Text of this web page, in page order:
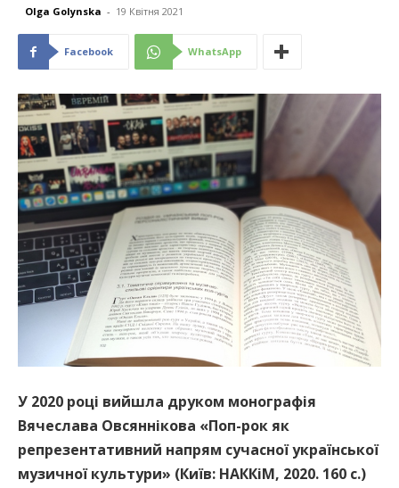
Olga Golynska - 19 Квітня 2021
Facebook WhatsApp
У 2020 році вийшла друком монографія
Вячеслава Овсяннікова «Поп-рок як
репрезентативний напрям сучасної української
музичної культури» (Київ: НАККіМ, 2020. 160 с.)